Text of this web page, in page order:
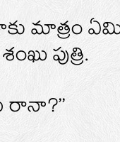
మాత్రం
పుత్రి.